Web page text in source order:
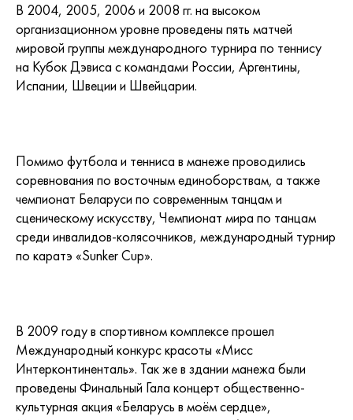
В 2004, 2005, 2006 и 2008 гг. на высоком
организационном уровне проведены пять матчей
мировой группы международного турнира по теннису
на Кубок Дэвиса с командами России, Аргентины,
Испании, Швеции и Швейцарии.
Помимо футбола и тенниса в манеже проводились
соревнования по восточным единоборствам, а также
чемпионат Беларуси по современным танцам и
сценическому искусству, Чемпионат мира по танцам
среди инвалидов-колясочников, международный турнир
по каратэ «Sunker Cup».
В 2009 году в спортивном комплексе прошел
Международный конкурс красоты «Мисс
Интерконтиненталь». Так же в здании манежа были
проведены Финальный Гала концерт общественно-
культурная акция «Беларусь в моём сердце»,